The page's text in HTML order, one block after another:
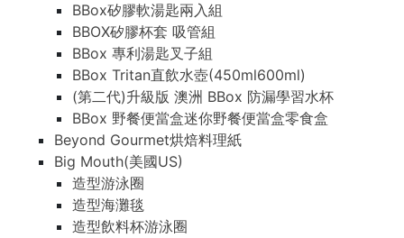
BBox矽膠軟湯匙兩入組
BBOX矽膠杯套 吸管組
BBox 專利湯匙叉子組
BBox Tritan直飲水壺(450ml600ml)
(第二代)升級版 澳洲 BBox 防漏學習水杯
BBox 野餐便當盒迷你野餐便當盒零食盒
Beyond Gourmet烘焙料理紙
Big Mouth(美國US)
造型游泳圈
造型海灘毯
造型飲料杯游泳圈